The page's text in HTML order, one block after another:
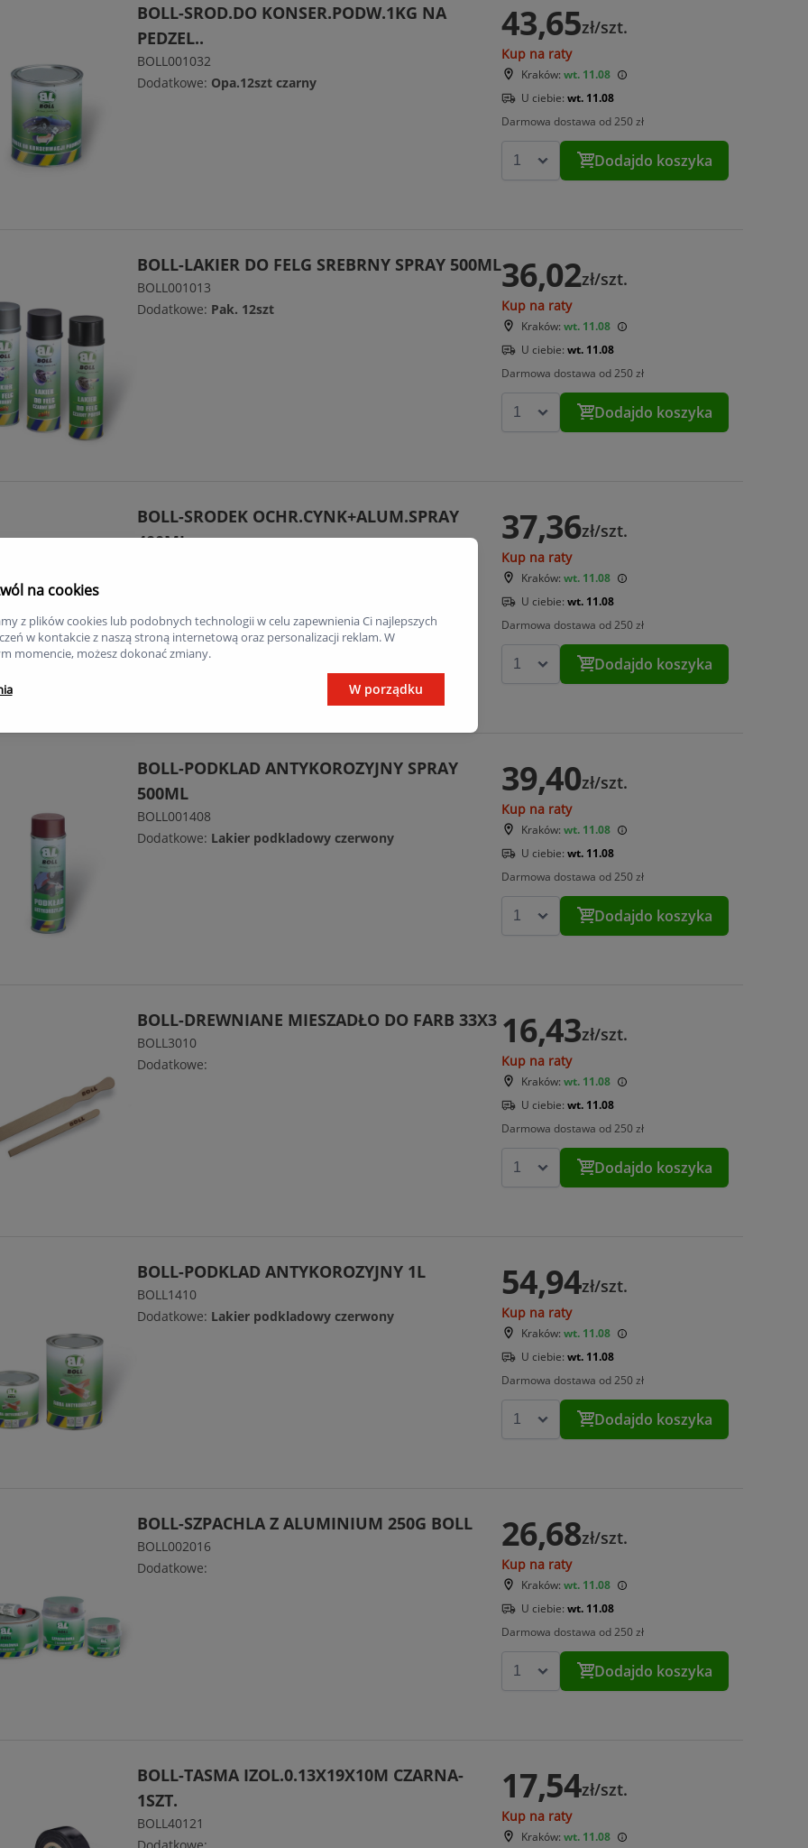
BOLL-SROD.DO KONSER.PODW.1KG NA
PEDZEL..
BOLL001032
Dodatkowe: Opa.12szt czarny
43,65zł/szt.
Kup na raty
Kraków: wt. 11.08
U ciebie: wt. 11.08
Darmowa dostawa od 250 zł
Dodajdo koszyka
BOLL-LAKIER DO FELG SREBRNY SPRAY 500ML
BOLL001013
Dodatkowe: Pak. 12szt
36,02zł/szt.
Kup na raty
Kraków: wt. 11.08
U ciebie: wt. 11.08
Darmowa dostawa od 250 zł
Dodajdo koszyka
BOLL-SRODEK OCHR.CYNK+ALUM.SPRAY
400ML
37,36zł/szt.
Kup na raty
Kraków: wt. 11.08
U ciebie: wt. 11.08
Darmowa dostawa od 250 zł
Dodajdo koszyka
BOLL-PODKLAD ANTYKOROZYJNY SPRAY
500ML
BOLL001408
Dodatkowe: Lakier podkladowy czerwony
39,40zł/szt.
Kup na raty
Kraków: wt. 11.08
U ciebie: wt. 11.08
Darmowa dostawa od 250 zł
Dodajdo koszyka
BOLL-DREWNIANE MIESZADŁO DO FARB 33X3
BOLL3010
Dodatkowe:
16,43zł/szt.
Kup na raty
Kraków: wt. 11.08
U ciebie: wt. 11.08
Darmowa dostawa od 250 zł
Dodajdo koszyka
BOLL-PODKLAD ANTYKOROZYJNY 1L
BOLL1410
Dodatkowe: Lakier podkladowy czerwony
54,94zł/szt.
Kup na raty
Kraków: wt. 11.08
U ciebie: wt. 11.08
Darmowa dostawa od 250 zł
Dodajdo koszyka
BOLL-SZPACHLA Z ALUMINIUM 250G BOLL
BOLL002016
Dodatkowe:
26,68zł/szt.
Kup na raty
Kraków: wt. 11.08
U ciebie: wt. 11.08
Darmowa dostawa od 250 zł
Dodajdo koszyka
BOLL-TASMA IZOL.0.13X19X10M CZARNA-
1SZT.
BOLL40121
17,54zł/szt.
Kup na raty
Kraków: wt. 11.08
na cookies
z plików cookies lub podobnych technologii w celu zapewnienia Ci najlepszych
w kontakcie z naszą stroną internetową oraz personalizacji reklam. W
momencie, możesz dokonać zmiany.
W porządku